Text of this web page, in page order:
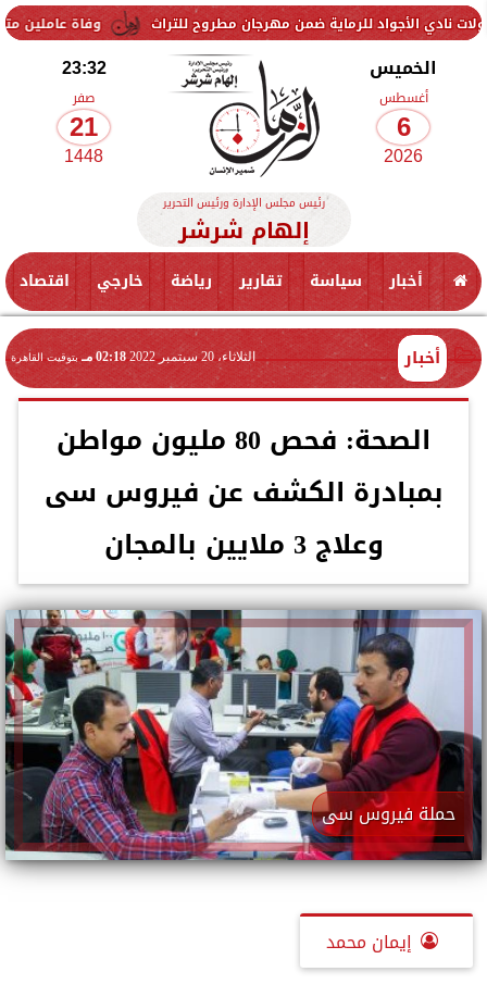
وفاة عاملين متأثرين بإصابتهما للرماية ضمن مهرجان مطروح للتراث
الخميس
أغسطس
6
2026
23:32
صفر
21
1448
رئيس مجلس الإدارة ورئيس التحرير
إلهام شرشر
أخبار سياسة تقارير رياضة خارجي اقتصاد
أخبار الثلاثاء، 20 سبتمبر 2022 02:18 مـ بتوقيت القاهرة
الصحة: فحص 80 مليون مواطن
بمبادرة الكشف عن فيروس سى
وعلاج 3 ملايين بالمجان
حملة فيروس سى
إيمان محمد